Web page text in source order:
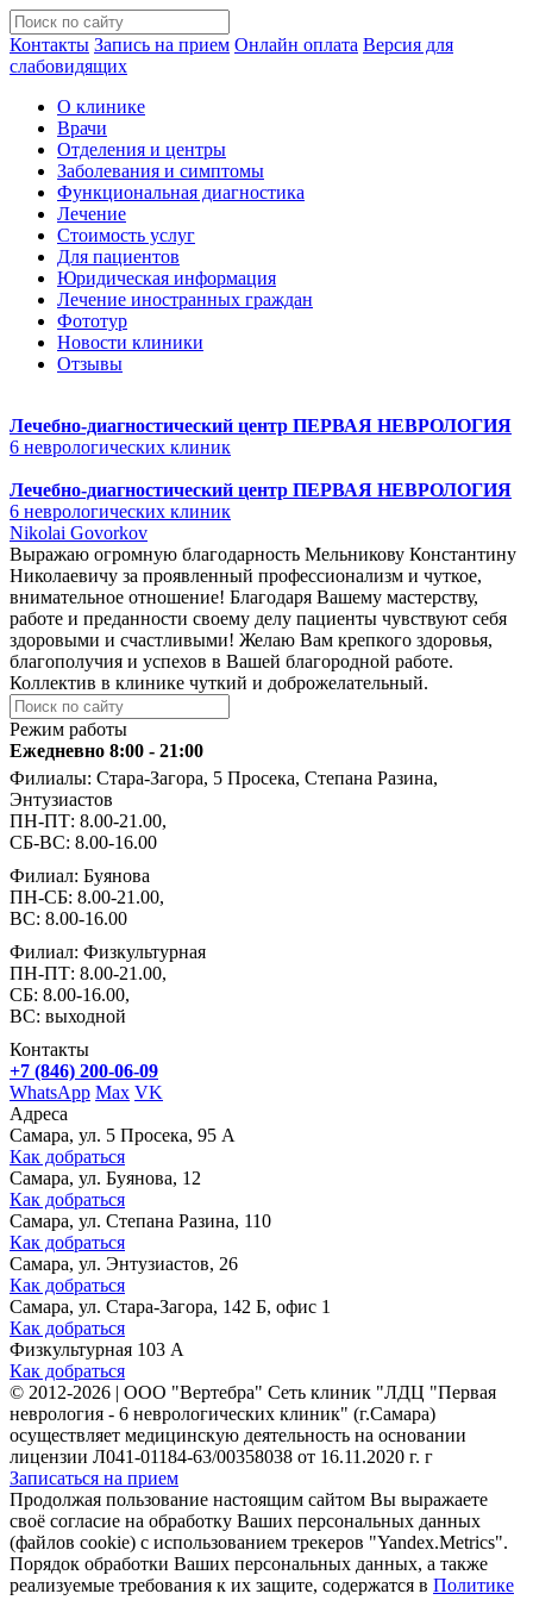
Контакты Запись на прием Онлайн оплата Версия для
слабовидящих
О клинике
Врачи
Отделения и центры
Заболевания и симптомы
Функциональная диагностика
Лечение
Стоимость услуг
Для пациентов
Юридическая информация
Лечение иностранных граждан
Фототур
Новости клиники
Отзывы
Лечебно-диагностический центр ПЕРВАЯ НЕВРОЛОГИЯ
6 неврологических клиник
Лечебно-диагностический центр ПЕРВАЯ НЕВРОЛОГИЯ
6 неврологических клиник
Nikolai Govorkov
Выражаю огромную благодарность Мельникову Константину
Николаевичу за проявленный профессионализм и чуткое,
внимательное отношение! Благодаря Вашему мастерству,
работе и преданности своему делу пациенты чувствуют себя
здоровыми и счастливыми! Желаю Вам крепкого здоровья,
благополучия и успехов в Вашей благородной работе.
Коллектив в клинике чуткий и доброжелательный.
Режим работы
Ежедневно 8:00 - 21:00
Филиалы: Стара-Загора, 5 Просека, Степана Разина,
Энтузиастов
ПН-ПТ: 8.00-21.00,
СБ-ВС: 8.00-16.00
Филиал: Буянова
ПН-СБ: 8.00-21.00,
ВС: 8.00-16.00
Филиал: Физкультурная
ПН-ПТ: 8.00-21.00,
СБ: 8.00-16.00,
ВС: выходной
Контакты
+7 (846) 200-06-09
WhatsApp Max VK
Адреса
Самара, ул. 5 Просека, 95 А
Как добраться
Самара, ул. Буянова, 12
Как добраться
Самара, ул. Степана Разина, 110
Как добраться
Самара, ул. Энтузиастов, 26
Как добраться
Самара, ул. Стара-Загора, 142 Б, офис 1
Как добраться
Физкультурная 103 А
Как добраться
© 2012-2026 | ООО "Вертебра" Сеть клиник "ЛДЦ "Первая
неврология - 6 неврологических клиник" (г.Самара)
осуществляет медицинскую деятельность на основании
лицензии Л041-01184-63/00358038 от 16.11.2020 г. г
Записаться на прием
Продолжая пользование настоящим сайтом Вы выражаете
своё согласие на обработку Ваших персональных данных
(файлов cookie) с использованием трекеров "Yandex.Metrics".
Порядок обработки Ваших персональных данных, а также
реализуемые требования к их защите, содержатся в Политике